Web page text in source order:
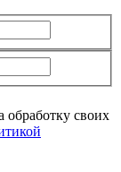
обработку своих